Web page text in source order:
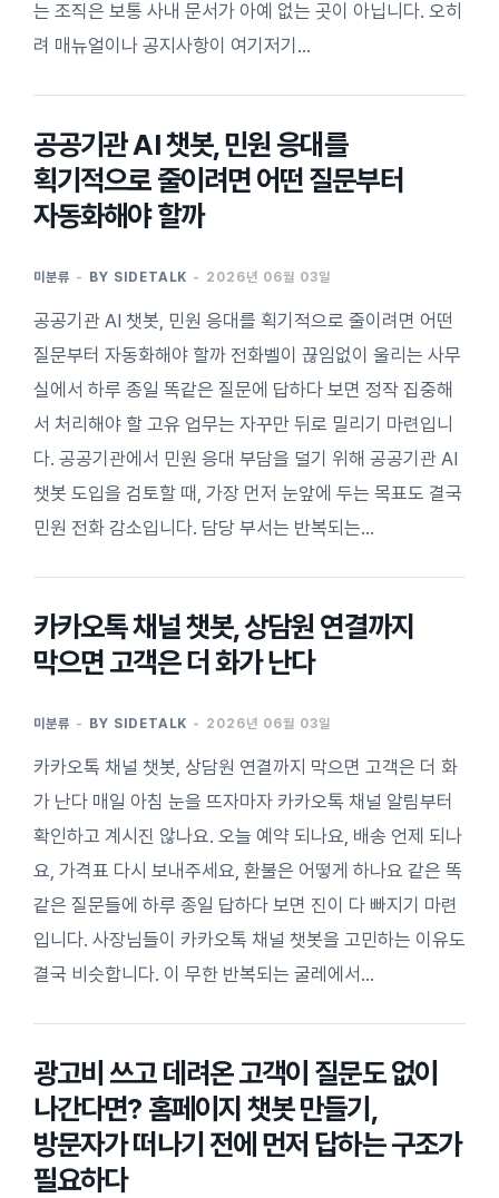
는 조직은 보통 사내 문서가 아예 없는 곳이 아닙니다. 오히
려 매뉴얼이나 공지사항이 여기저기…
공공기관 AI 챗봇, 민원 응대를
획기적으로 줄이려면 어떤 질문부터
자동화해야 할까
미분류 BY SIDETALK 2026년 06월 03일
공공기관 AI 챗봇, 민원 응대를 획기적으로 줄이려면 어떤
질문부터 자동화해야 할까 전화벨이 끊임없이 울리는 사무
실에서 하루 종일 똑같은 질문에 답하다 보면 정작 집중해
서 처리해야 할 고유 업무는 자꾸만 뒤로 밀리기 마련입니
다. 공공기관에서 민원 응대 부담을 덜기 위해 공공기관 AI
챗봇 도입을 검토할 때, 가장 먼저 눈앞에 두는 목표도 결국
민원 전화 감소입니다. 담당 부서는 반복되는…
카카오톡 채널 챗봇, 상담원 연결까지
막으면 고객은 더 화가 난다
미분류 BY SIDETALK 2026년 06월 03일
카카오톡 채널 챗봇, 상담원 연결까지 막으면 고객은 더 화
가 난다 매일 아침 눈을 뜨자마자 카카오톡 채널 알림부터
확인하고 계시진 않나요. 오늘 예약 되나요, 배송 언제 되나
요, 가격표 다시 보내주세요, 환불은 어떻게 하나요 같은 똑
같은 질문들에 하루 종일 답하다 보면 진이 다 빠지기 마련
입니다. 사장님들이 카카오톡 채널 챗봇을 고민하는 이유도
결국 비슷합니다. 이 무한 반복되는 굴레에서…
광고비 쓰고 데려온 고객이 질문도 없이
나간다면? 홈페이지 챗봇 만들기,
방문자가 떠나기 전에 먼저 답하는 구조가
필요하다